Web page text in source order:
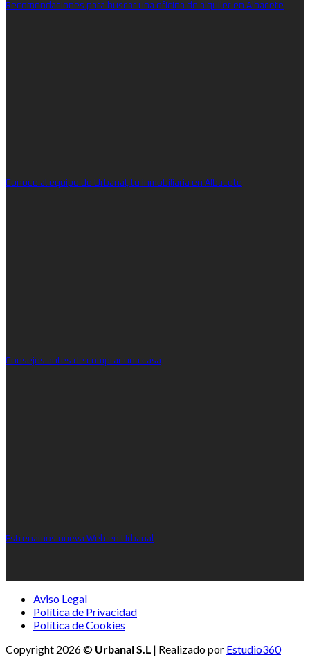
Recomendaciones para buscar una oficina de alquiler en Albacete
Conoce al equipo de Urbanal, tu inmobiliaria en Albacete
Consejos antes de comprar una casa
Estrenamos nueva Web en Urbanal
Aviso Legal
Política de Privacidad
Política de Cookies
Copyright 2026 © Urbanal S.L | Realizado por Estudio360